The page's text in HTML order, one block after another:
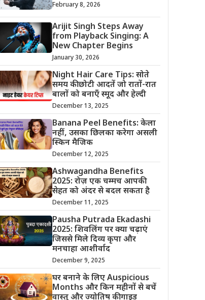
February 8, 2026
Arijit Singh Steps Away
from Playback Singing: A
New Chapter Begins
January 30, 2026
Night Hair Care Tips: सोते
समय की छोटी आदतें जो रातों-रात
बालों को बनाएँ स्मूद और हेल्दी
December 13, 2025
Banana Peel Benefits: केला
नहीं, उसका छिलका करेगा असली
स्किन मैजिक
December 12, 2025
Ashwagandha Benefits
2025: रोज़ एक चम्मच आपकी
सेहत को अंदर से बदल सकता है
December 11, 2025
Pausha Putrada Ekadashi
2025: शिवलिंग पर क्या चढ़ाएं
जिससे मिले दिव्य कृपा और
मनचाहा आशीर्वाद
December 9, 2025
घर बनाने के लिए Auspicious
Months और किन महीनों से बचें
वास्तु और ज्योतिष की गाइड